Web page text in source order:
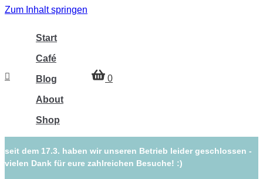
Zum Inhalt springen
Start
Café
Blog
About
Shop
Warenkorb
0
seit dem 17.3. haben wir unseren Betrieb leider geschlossen -
vielen Dank für eure zahlreichen Besuche! :)